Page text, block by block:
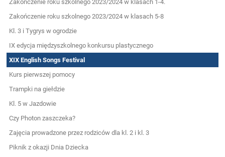
Zakończenie roku szkolnego 2023/2024 w klasach 1-4.
Zakończenie roku szkolnego 2023/2024 w klasach 5-8
Kl. 3 i Tygrys w ogrodzie
IX edycja międzyszkolnego konkursu plastycznego
XIX English Songs Festival
Kurs pierwszej pomocy
Trampki na giełdzie
Kl. 5 w Jazdowie
Czy Photon zaszczeka?
Zajęcia prowadzone przez rodziców dla kl. 2 i kl. 3
Piknik z okazji Dnia Dziecka